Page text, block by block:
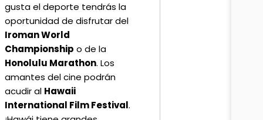
gusta el deporte tendrás la
oportunidad de disfrutar del
Iroman World
Championship o de la
Honolulu Marathon. Los
amantes del cine podrán
acudir al Hawaii
International Film Festival.